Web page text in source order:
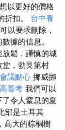
以更好的價格
折扣。 台中養
以要求刪除，
據的信息。
鬆，謹慎的城
，勃艮第村
會議點心 挪威挪
普考 我們可以
令人窒息的夏
部是土耳其
高大的棕櫚樹